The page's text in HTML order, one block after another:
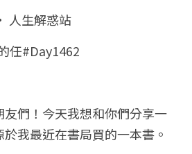
錄》完整典藏版
人生解惑站
任#Day1462
們！今天我想和你們分享一
我最近在書局買的一本書。